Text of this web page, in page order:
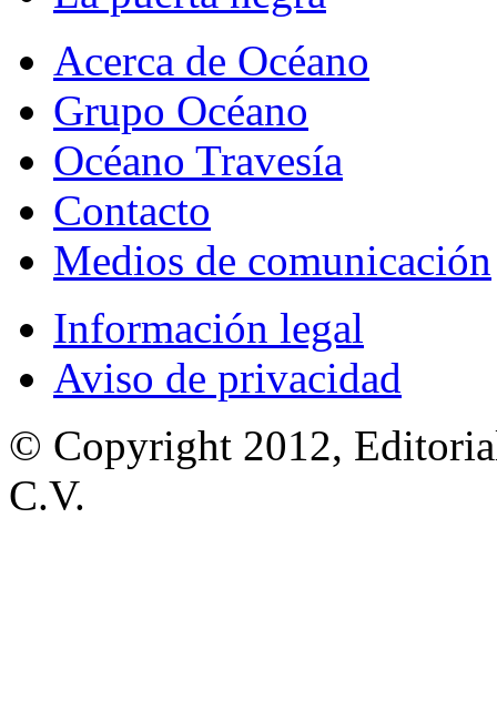
Acerca de Océano
Grupo Océano
Océano Travesía
Contacto
Medios de comunicación
Información legal
Aviso de privacidad
© Copyright 2012,
C.V.